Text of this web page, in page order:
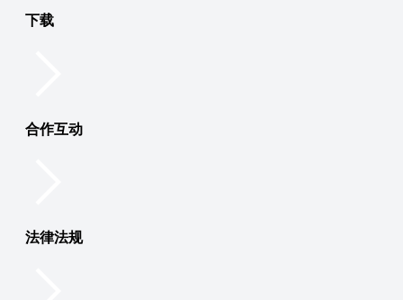
下载
合作互动
法律法规